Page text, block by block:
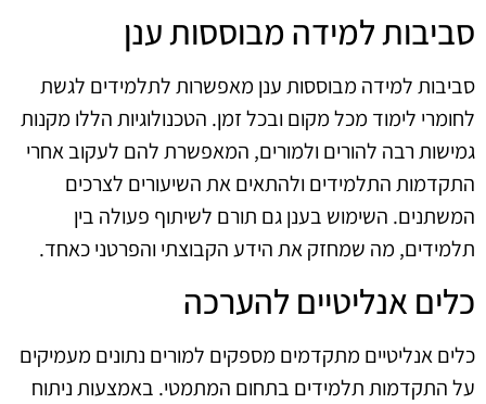
סביבות למידה מבוססות ענן
סביבות למידה מבוססות ענן מאפשרות לתלמידים לגשת
לחומרי לימוד מכל מקום ובכל זמן. הטכנולוגיות הללו מקנות
גמישות רבה להורים ולמורים, המאפשרת להם לעקוב אחרי
התקדמות התלמידים ולהתאים את השיעורים לצרכים
המשתנים. השימוש בענן גם תורם לשיתוף פעולה בין
תלמידים, מה שמחזק את הידע הקבוצתי והפרטני כאחד.
כלים אנליטיים להערכה
כלים אנליטיים מתקדמים מספקים למורים נתונים מעמיקים
על התקדמות תלמידים בתחום המתמטי. באמצעות ניתוח